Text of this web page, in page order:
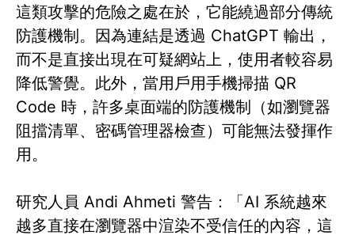
這類攻擊的危險之處在於，它能繞過部分傳統
防護機制。因為連結是透過 ChatGPT 輸出，
而不是直接出現在可疑網站上，使用者較容易
降低警覺。此外，當用戶用手機掃描 QR
Code 時，許多桌面端的防護機制（如瀏覽器
阻擋清單、密碼管理器檢查）可能無法發揮作
用。
研究人員 Andi Ahmeti 警告：「AI 系統越來
越多直接在瀏覽器中渲染不受信任的內容，這